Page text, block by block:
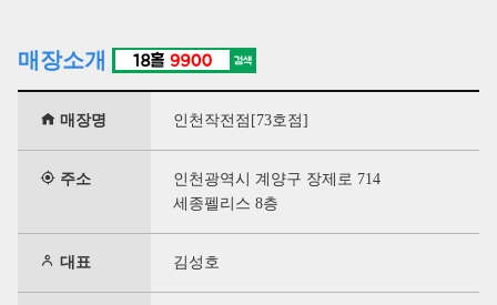
매장소개
매장명 인천작전점[73호점]
주소
인천광역시 계양구 장제로 714
세종펠리스 8층
대표 김성호